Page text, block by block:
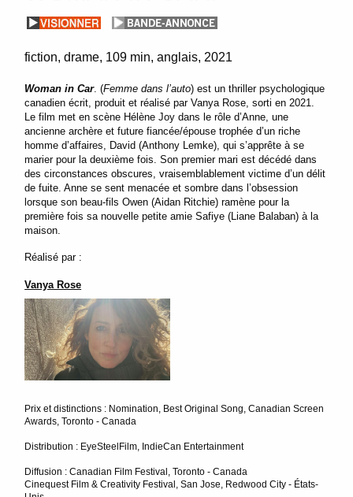
fiction drame 109 min anglais 2021
Woman in Car. (Femme dans l’auto) est un thriller psychologique
canadien écrit, produit et réalisé par Vanya Rose, sorti en 2021.
Le film met en scène Hélène Joy dans le rôle d’Anne, une
ancienne archère et future fiancée/épouse trophée d’un riche
homme d’affaires, David (Anthony Lemke), qui s’apprête à se
marier pour la deuxième fois. Son premier mari est décédé dans
des circonstances obscures, vraisemblablement victime d’un délit
de fuite. Anne se sent menacée et sombre dans l’obsession
lorsque son beau-fils Owen (Aidan Ritchie) ramène pour la
première fois sa nouvelle petite amie Safiye (Liane Balaban) à la
maison.
Réalisé par :
Vanya Rose
Prix et distinctions : Nomination, Best Original Song, Canadian Screen
Awards, Toronto - Canada
Distribution : EyeSteelFilm, IndieCan Entertainment
Diffusion : Canadian Film Festival, Toronto - Canada
Cinequest Film & Creativity Festival, San Jose, Redwood City - États-